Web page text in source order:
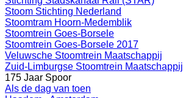
Stoom Stichting Nederland
Stoomtram Hoorn-Medemblik
Stoomtrein Goes-Borsele
Stoomtrein Goes-Borsele 2017
Veluwsche Stoomtrein Maatschappij
Zuid-Limburgse Stoomtrein Maatschappij
175 Jaar Spoor
Als de dag van toen